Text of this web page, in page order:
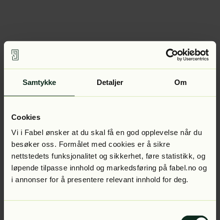
Samtykke Detaljer Om
Cookies
Vi i Fabel ønsker at du skal få en god opplevelse når du
besøker oss. Formålet med cookies er å sikre
nettstedets funksjonalitet og sikkerhet, føre statistikk, og
løpende tilpasse innhold og markedsføring på fabel.no og
i annonser for å presentere relevant innhold for deg.